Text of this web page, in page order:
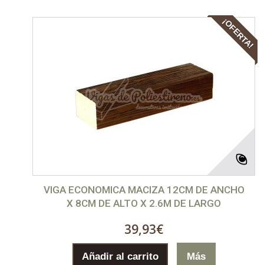
¡OFERTA!
VIGA ECONOMICA MACIZA 12CM DE ANCHO
X 8CM DE ALTO X 2.6M DE LARGO
39,93€
Añadir al carrito Más